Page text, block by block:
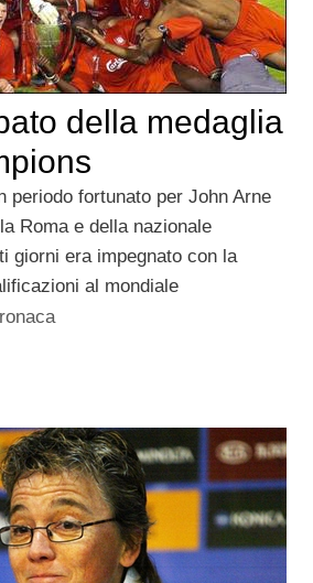
della medaglia
periodo fortunato per John Arne
Roma e della nazionale
giorni era impegnato con la
al mondiale